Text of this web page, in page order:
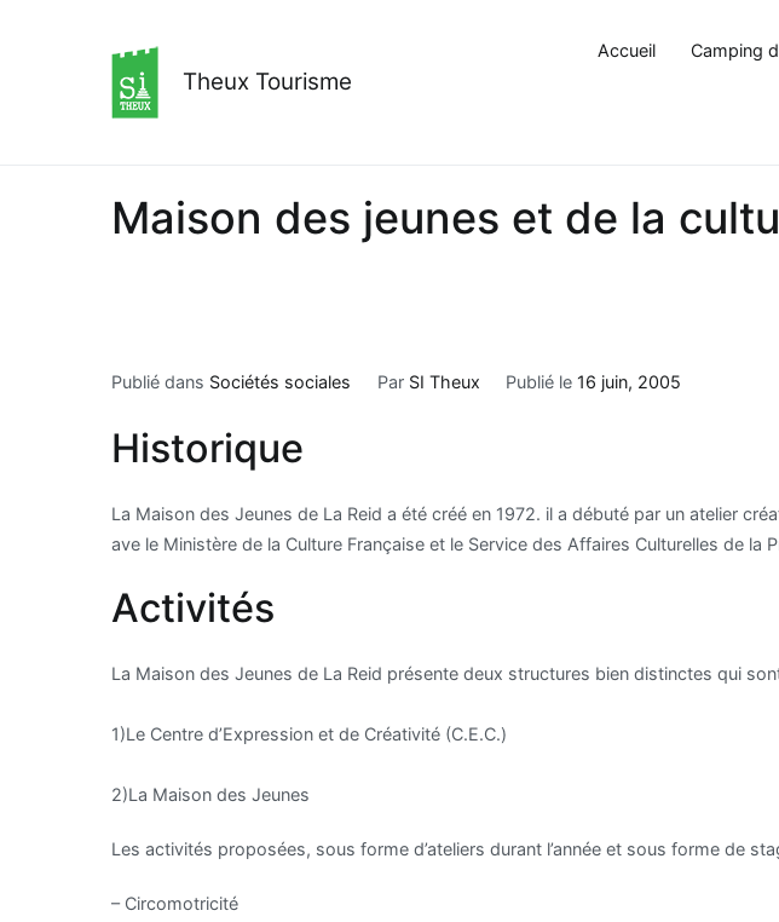
Theux Tourisme
Accueil Camping
Maison des jeunes et de la
Publié dans Sociétés sociales Par SI Theux Publié le 16 juin, 2005
Historique
La Maison des Jeunes de La Reid a été créé en 1972. il a débuté par un atelier
ave le Ministère de la Culture Française et le Service des Affaires Culturelles de la
Activités
La Maison des Jeunes de La Reid présente deux structures bien distinctes qui
1)Le Centre d’Expression et de Créativité (C.E.C.)
2)La Maison des Jeunes
Les activités proposées, sous forme d’ateliers durant l’année et sous forme de
– Circomotricité